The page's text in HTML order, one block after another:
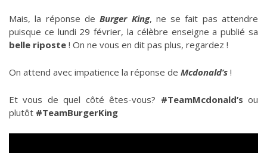
Mais, la réponse deBurger King, ne se fait pas attendre
puisque ce lundi 29 février, la célèbre enseigne a publié sa
belle riposte ! On ne vous en dit pas plus, regardez !
On attend avec impatience la réponse de Mcdonald’s !
Et vous de quel côté êtes-vous? #TeamMcdonald’s ou
plutôt #TeamBurgerKing